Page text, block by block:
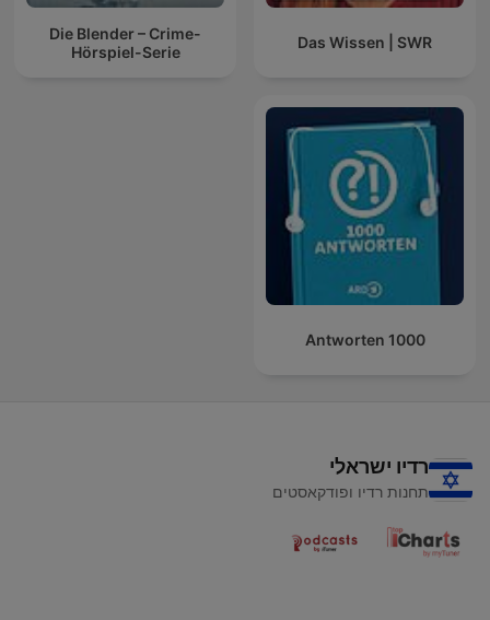
Das Wissen | SWR
Die Blender – Crime-
Hörspiel-Serie
1000 Antworten
רדיו ישראלי
תחנות רדיו ופודקאסטים